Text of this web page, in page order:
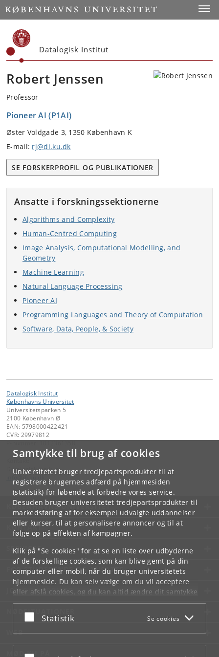
Samtykke til brug af cookies
Universitetet bruger tredjepartsprodukter til at
registrere brugernes adfærd på hjemmesiden
(statistik) for løbende at forbedre vores service.
Desuden bruger universitetet tredjepartsprodukter til
markedsføring af for eksempel udvalgte uddannelser
eller kurser, til at personalisere annoncer og til at
følge op på effekten af kampagner.
Klik på "Se cookies" for at se en liste over udbyderne
af de forskellige cookies, som kan blive gemt på din
computer eller mobil, når du bruger universitetets
hjemmeside. Du kan selv vælge om du vil acceptere
eller afslå cookies, og du kan altid ændre dit samtykke
underCookie- og privatlivspolitiksom du finder i
bunden af hver side.
Acceptér eller afslå
Statistik Se cookies
Start
Datalogisk Institut
Robert Jenssen
Professor
Pioneer AI (P1AI)
Øster Voldgade 3, 1350 København K
E-mail: rj@di.ku.dk
SE FORSKERPROFIL OG PUBLIKATIONER
Ansatte i forskningssektionerne
Algorithms and Complexity
Human-Centred Computing
Image Analysis, Computational Modelling, and
Geometry
Machine Learning
Natural Language Processing
Pioneer AI
Programming Languages and Theory of Computation
Software, Data, People, & Society
Datalogisk Institut
Københavns Universitet
Universitetsparken 5
2100 København Ø
EAN: 5798000422421
CVR: 29979812
Datalogisk Institut
KØBENHAVNS UNIVERSITET
KONTAKT
SERVICES
FOR STUDERENDE OG ANSATTE
JOB OG KARRIERE
NØDSITUATIONER
WEB
MØD KU PÅ